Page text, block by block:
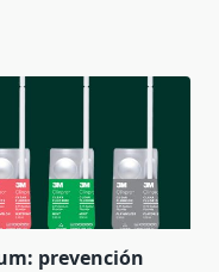
prevención